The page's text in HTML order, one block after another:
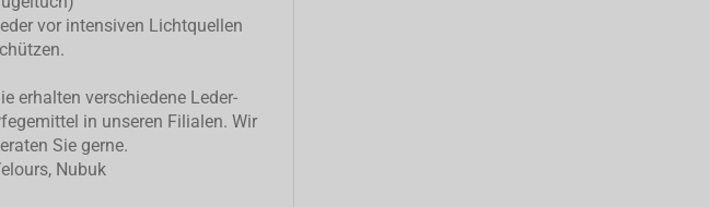
vor intensiven Lichtquellen
erhalten verschiedene Leder-
in unseren Filialen. Wir
Sie gerne.
Nubuk